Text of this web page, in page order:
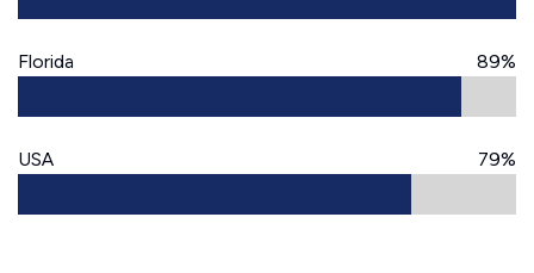
Florida 89%
USA 79%